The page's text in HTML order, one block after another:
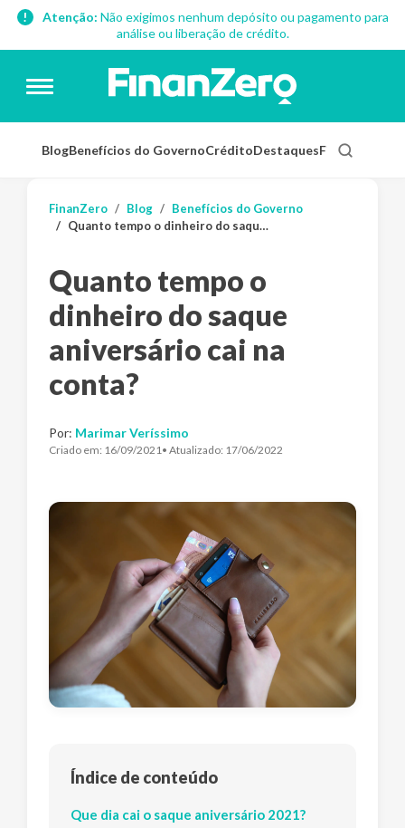
Atenção: Não exigimos nenhum depósito ou pagamento para
análise ou liberação de crédito.
BlogBenefícios do GovernoCréditoDestaquesFinanças
FinanZero Blog
Benefícios do Governo
Quanto tempo o dinheiro do saque aniversário cai na conta?
Quanto tempo o
dinheiro do saque
aniversário cai na
conta?
Por: Marimar Veríssimo
Criado em: 16/09/2021• Atualizado: 17/06/2022
Índice de conteúdo
Que dia cai o saque aniversário 2021?